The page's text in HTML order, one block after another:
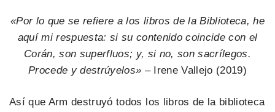
«Por lo que se refiere a los libros de la Biblioteca, he
aquí mi respuesta: si su contenido coincide con el
Corán, son superfluos; y, si no, son sacrílegos.
Procede y destrúyelos» – Irene Vallejo (2019)
Así que Arm destruyó todos los libros de la biblioteca